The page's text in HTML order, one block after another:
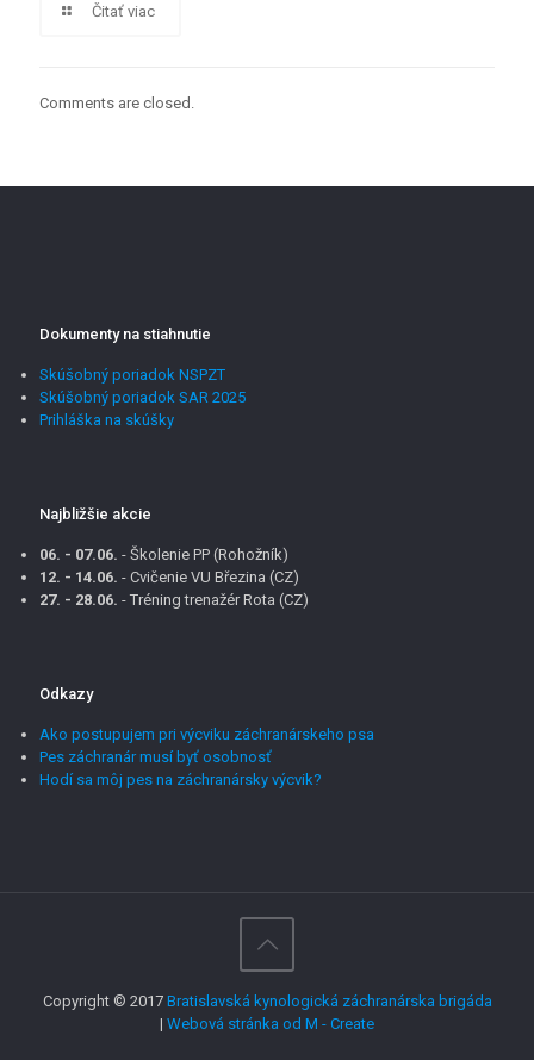
Čitať viac
Comments are closed.
Dokumenty na stiahnutie
Skúšobný poriadok NSPZT
Skúšobný poriadok SAR 2025
Prihláška na skúšky
Najbližšie akcie
06. - 07.06. - Školenie PP (Rohožník)
12. - 14.06. - Cvičenie VU Březina (CZ)
27. - 28.06. - Tréning trenažér Rota (CZ)
Odkazy
Ako postupujem pri výcviku záchranárskeho psa
Pes záchranár musí byť osobnosť
Hodí sa môj pes na záchranársky výcvik?
Copyright © 2017 Bratislavská kynologická záchranárska brigáda
| Webová stránka od M - Create